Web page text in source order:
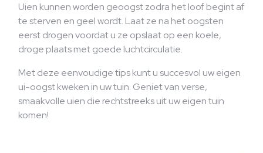
Uien kunnen worden geoogst zodra het loof begint af
te sterven en geel wordt. Laat ze na het oogsten
eerst drogen voordat u ze opslaat op een koele,
droge plaats met goede luchtcirculatie.
Met deze eenvoudige tips kunt u succesvol uw eigen
ui-oogst kweken in uw tuin. Geniet van verse,
smaakvolle uien die rechtstreeks uit uw eigen tuin
komen!